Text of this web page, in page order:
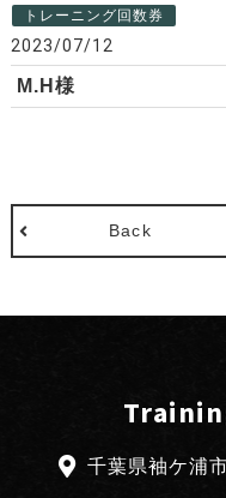
トレーニング回数券
2023/07/12
M.H様
Back
千葉県袖ケ浦